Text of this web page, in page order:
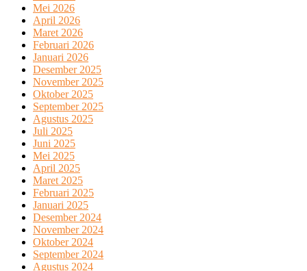
Mei 2026
April 2026
Maret 2026
Februari 2026
Januari 2026
Desember 2025
November 2025
Oktober 2025
September 2025
Agustus 2025
Juli 2025
Juni 2025
Mei 2025
April 2025
Maret 2025
Februari 2025
Januari 2025
Desember 2024
November 2024
Oktober 2024
September 2024
Agustus 2024